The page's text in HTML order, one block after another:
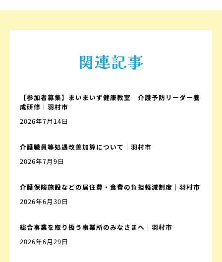
関連記事
【参加者募集】まいまいず健康教室 介護予防リーダー養
成研修｜羽村市
2026年7月14日
介護職員等処遇改善加算について｜羽村市
2026年7月9日
介護保険施設などの居住費・食費の負担軽減制度｜羽村市
2026年6月30日
総合事業を取り扱う事業所のみなさまへ｜羽村市
2026年6月29日